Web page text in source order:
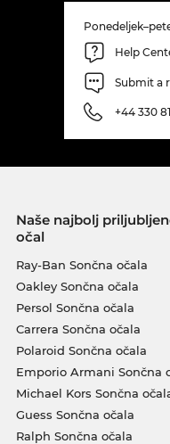
Help
Submit a
+44 330
Naše najbolj
očal
Ray-Ban Sončna očala
Oakley Sončna očala
Persol Sončna očala
Carrera Sončna očala
Polaroid Sončna očala
Emporio Armani Sončna
Michael Kors Sončna
Guess Sončna očala
Ralph Sončna očala